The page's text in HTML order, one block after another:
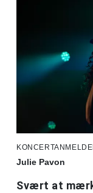
Julie Pavon
Svært at